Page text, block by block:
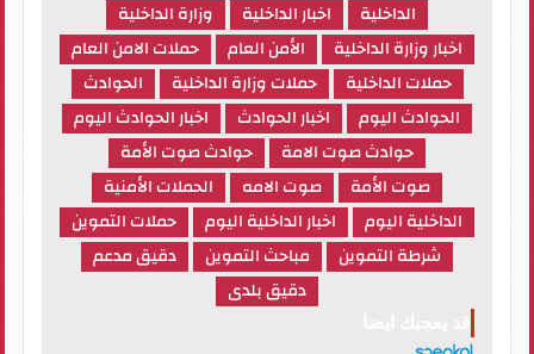
الداخلية اخبار الداخلية
وزارة الداخلية
اخبار وزارة الداخلية
الأمن العام
حملات الامن العام
حملات الداخلية
حملات وزارة الداخلية
الحوادث
الحوادث اليوم
اخبار الحوادث
اخبار الحوادث اليوم
حوادث صوت الامة
حوادث صوت الأمة
صوت الأمة
صوت الامه
الحملات الأمنية
الداخلية اليوم
اخبار الداخلية اليوم
حملات التموين
شرطة التموين
مباحث التموين
دقيق مدعم
دقيق بلدى